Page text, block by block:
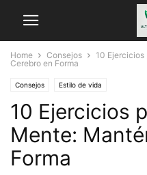
Home Consejos
10
Cerebro en Forma
Consejos Estilo de vida
10 Ejercicios
Mente:
Forma